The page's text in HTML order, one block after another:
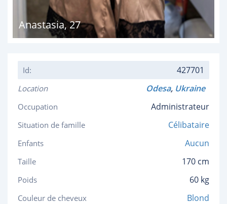
Anastasia,27
Id: 427701
Location Odesa, Ukraine
Occupation Administrateur
Situation de famille Célibataire
Enfants Aucun
Taille 170 cm
Poids 60 kg
Couleur de cheveux Blond